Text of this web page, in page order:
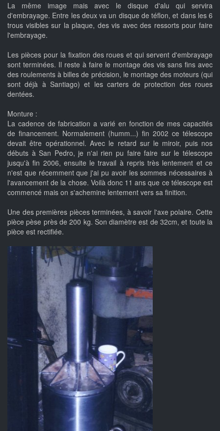
La même image mais avec le disque d'alu qui servira
d'embrayage. Entre les deux va un disque de téflon, et dans les 6
trous visibles sur la plaque, des vis avec des ressorts pour faire
l'embrayage.
Les pièces pour la fixation des roues et qui servent d'embrayage
sont terminées. Il reste à faire le montage des vis sans fins avec
des roulements à billes de précision, le montage des moteurs (qui
sont déjà à Santiago) et les carters de protection des roues
dentées.
Monture :
La cadence de fabrication a varié en fonction de mes capacités
de financement. Normalement (humm...) fin 2002 ce télescope
devait être opérationnel. Avec le retard sur le miroir, puis nos
débuts à San Pedro, je n'ai rien pu faire faire sur le télescope
jusqu'à fin 2006, ensuite le travail à repris très lentement et ce
n'est que récemment que j'ai pu avoir les sommes nécessaires à
l'avancement de la chose. Voilà donc 11 ans que ce télescope est
commencé mais on s'achemine lentement vers sa finition.
Une des premières pièces terminées, à savoir l'axe polaire. Cette
pièce pèse près de 200 kg. Son diamètre est de 32cm, et toute la
pièce est rectifiée.